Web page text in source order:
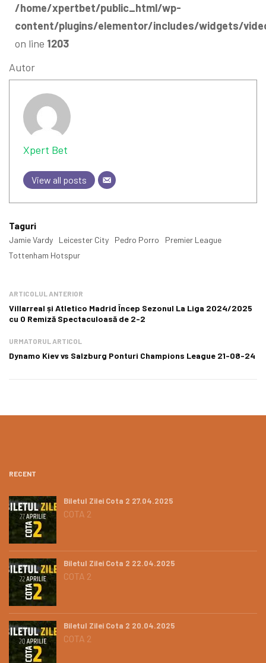
/home/xpertbet/public_html/wp-
content/plugins/elementor/includes/widgets/
on line 1203
Autor
Xpert Bet
View all posts
Taguri
Jamie Vardy Leicester City Pedro Porro
Premier League
Tottenham Hotspur
ARTICOLUL ANTERIOR
Villarreal și Atletico Madrid Încep Sezonul La Liga 2024/2025
cu O Remiză Spectaculoasă de 2-2
URMATORUL ARTICOL
Dynamo Kiev vs Salzburg Ponturi Champions League 21-08-24
RECENT
Biletul Zilei Cota 2 27.04.2025
COTA 2
Biletul Zilei Cota 2 22.04.2025
COTA 2
Biletul Zilei Cota 2 20.04.2025
COTA 2